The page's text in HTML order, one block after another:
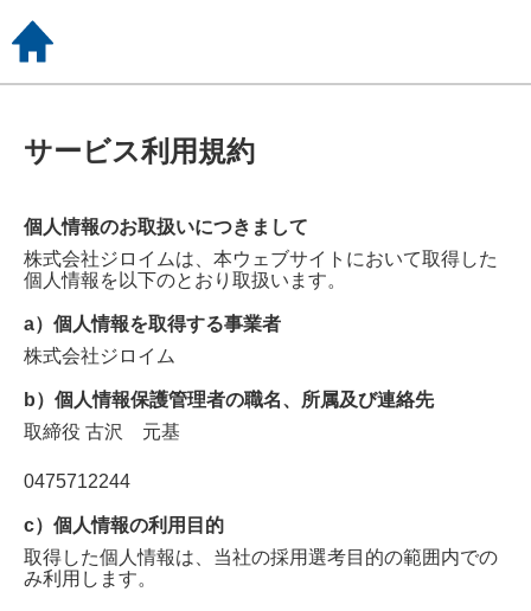
サービス利用規約
個人情報のお取扱いにつきまして
株式会社ジロイムは、本ウェブサイトにおいて取得した
個人情報を以下のとおり取扱います。
a）個人情報を取得する事業者
株式会社ジロイム
b）個人情報保護管理者の職名、所属及び連絡先
取締役 古沢 元基
0475712244
c）個人情報の利用目的
取得した個人情報は、当社の採用選考目的の範囲内での
み利用します。